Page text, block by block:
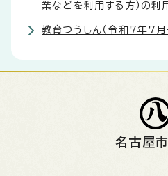
業などを利用する方）の利
教育つうしん（令和7年7月
名古屋